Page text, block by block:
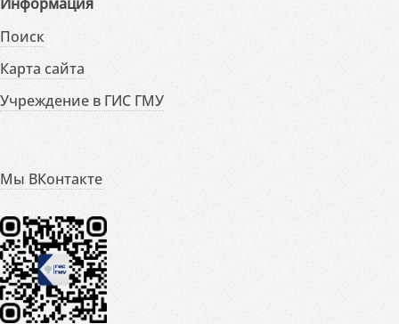
Поиск
Карта сайта
Учреждение в ГИС ГМУ
Мы ВКонтакте